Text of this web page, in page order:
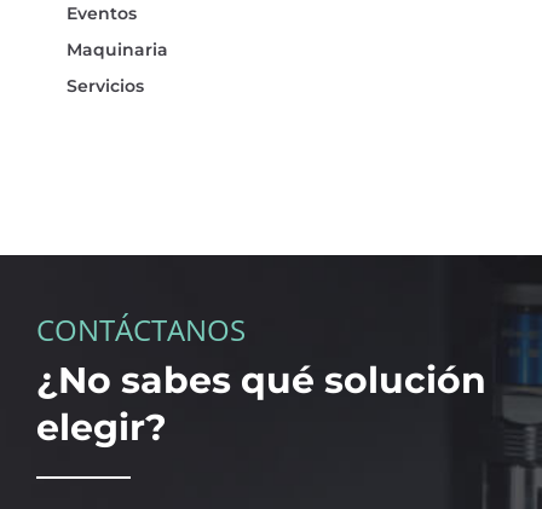
Eventos
Maquinaria
Servicios
CONTÁCTANOS
¿No sabes qué solución
elegir?